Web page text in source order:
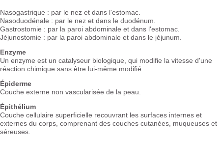
Nasogastrique : par le nez et dans l'estomac.
Nasoduodénale : par le nez et dans le duodénum.
Gastrostomie : par la paroi abdominale et dans l'estomac.
Jéjunostomie : par la paroi abdominale et dans le jéjunum.
Enzyme
Un enzyme est un catalyseur biologique, qui modifie la vitesse d'une
réaction chimique sans être lui-même modifié.
Épiderme
Couche externe non vascularisée de la peau.
Épithélium
Couche cellulaire superficielle recouvrant les surfaces internes et
externes du corps, comprenant des couches cutanées, muqueuses et
séreuses.